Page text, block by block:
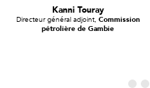
H.E. Dr. Philip Mshelbila
Secrétaire général,Forum des pays
exportateurs de gaz (GECF)